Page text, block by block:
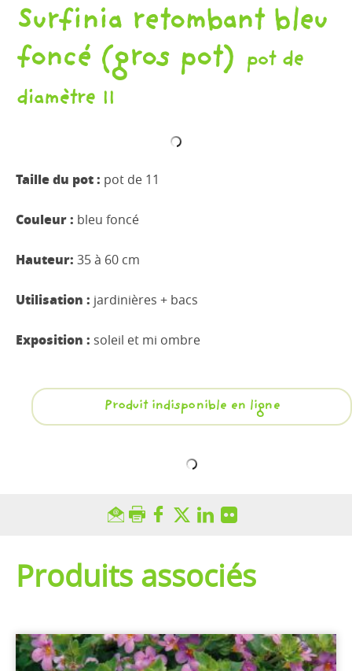
Surfinia retombant bleu
foncé (gros pot) pot de
diamètre 11
Taille du pot : pot de 11
Couleur : bleu foncé
Hauteur: 35 à 60 cm
Utilisation : jardinières + bacs
Exposition : soleil et mi ombre
Produit indisponible en ligne
Produits associés